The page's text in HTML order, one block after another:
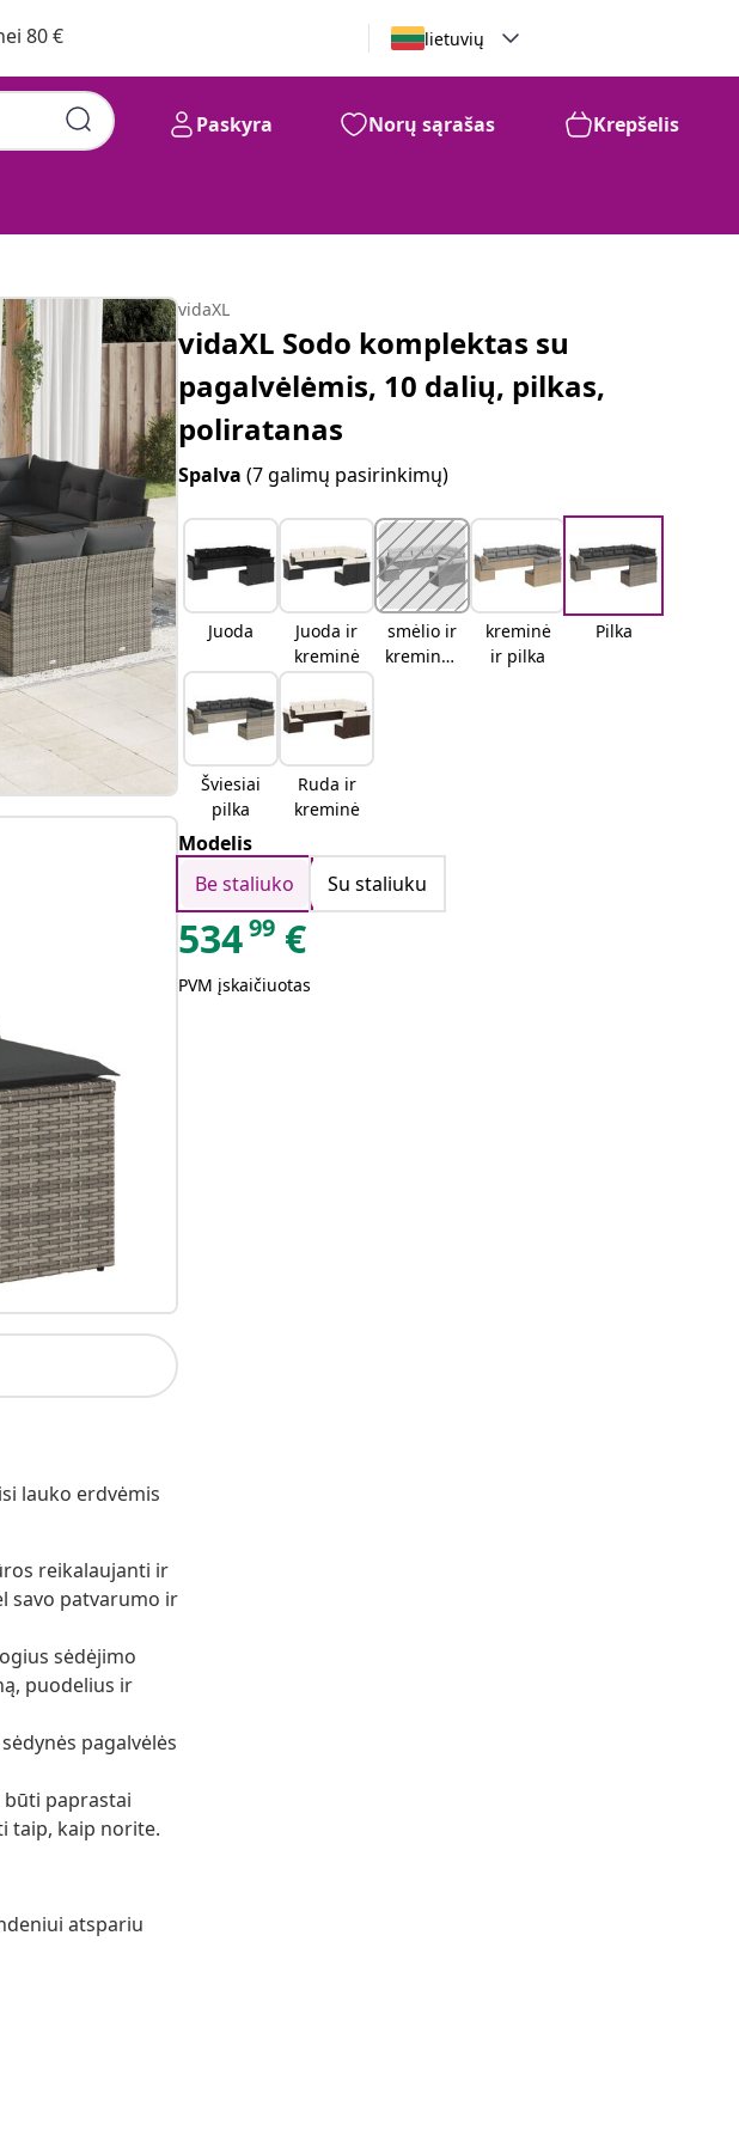
80 € lietuvių
Paskyra Norų sąrašas Krepšelis
lauko erdvėmis
reikalaujanti ir
savo patvarumo ir
sėdėjimo
puodelius ir
pagalvėlės
būti paprastai
taip, kaip norite.
atspariu
vidaXL
vidaXL Sodo komplektas su
pagalvėlėmis, 10 dalių, pilkas,
poliratanas
Spalva(7 galimų pasirinkimų)
Juoda
Juoda ir
kreminė
smėlio ir
kreminės
kreminė
ir pilka
Pilka
Šviesiai
pilka
Ruda ir
kreminė
Modelis
Be staliuko
Su staliuku
53499 €
PVM įskaičiuotas